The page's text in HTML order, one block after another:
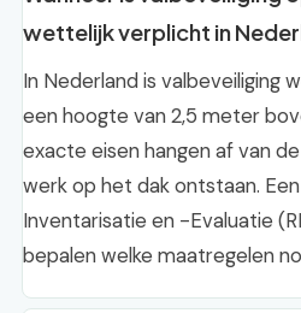
wettelijk verplicht in
In Nederland is valbeveiliging
een hoogte van 2,5 meter
exacte eisen hangen af van
werk op het dak ontstaan.
Inventarisatie en -Evaluatie
bepalen welke maatregelen